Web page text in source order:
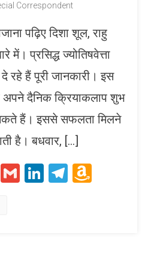
Correspondent
पढ़िए दिशा शूल, राहु
प्रसिद्ध ज्योतिषवेत्ता
रहे हैं पूरी जानकारी। इस
दैनिक क्रियाकलाप शुभ
हैं। इससे सफलता मिलने
है। बधवार, […]
GmailLinkedIn
Telegram